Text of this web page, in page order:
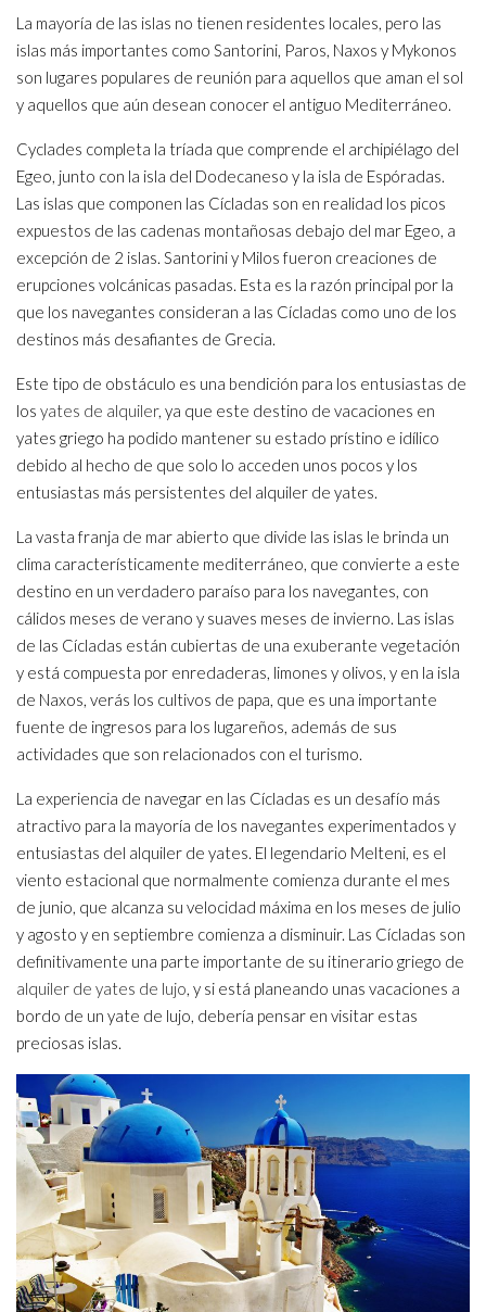
La mayoría de las islas no tienen residentes locales, pero las
islas más importantes como Santorini, Paros, Naxos y Mykonos
son lugares populares de reunión para aquellos que aman el sol
y aquellos que aún desean conocer el antiguo Mediterráneo.
Cyclades completa la tríada que comprende el archipiélago del
Egeo, junto con la isla del Dodecaneso y la isla de Espóradas.
Las islas que componen las Cícladas son en realidad los picos
expuestos de las cadenas montañosas debajo del mar Egeo, a
excepción de 2 islas. Santorini y Milos fueron creaciones de
erupciones volcánicas pasadas. Esta es la razón principal por la
que los navegantes consideran a las Cícladas como uno de los
destinos más desafiantes de Grecia.
Este tipo de obstáculo es una bendición para los entusiastas de
los yates de alquiler, ya que este destino de vacaciones en
yates griego ha podido mantener su estado prístino e idílico
debido al hecho de que solo lo acceden unos pocos y los
entusiastas más persistentes del alquiler de yates.
La vasta franja de mar abierto que divide las islas le brinda un
clima característicamente mediterráneo, que convierte a este
destino en un verdadero paraíso para los navegantes, con
cálidos meses de verano y suaves meses de invierno. Las islas
de las Cícladas están cubiertas de una exuberante vegetación
y está compuesta por enredaderas, limones y olivos, y en la isla
de Naxos, verás los cultivos de papa, que es una importante
fuente de ingresos para los lugareños, además de sus
actividades que son relacionados con el turismo.
La experiencia de navegar en las Cícladas es un desafío más
atractivo para la mayoría de los navegantes experimentados y
entusiastas del alquiler de yates. El legendario Melteni, es el
viento estacional que normalmente comienza durante el mes
de junio, que alcanza su velocidad máxima en los meses de julio
y agosto y en septiembre comienza a disminuir. Las Cícladas son
definitivamente una parte importante de su itinerario griego de
alquiler de yates de lujo, y si está planeando unas vacaciones a
bordo de un yate de lujo, debería pensar en visitar estas
preciosas islas.